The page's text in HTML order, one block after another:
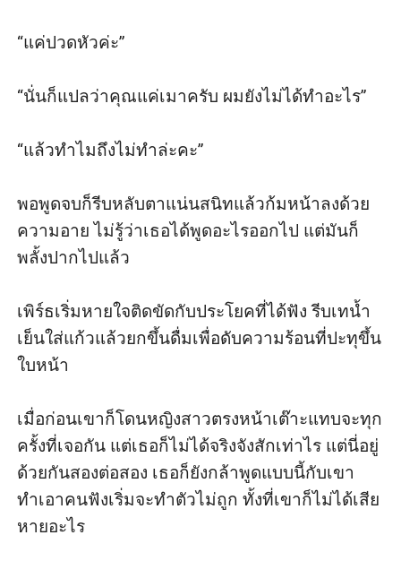
“แค่ปวดหัวค่ะ”
“นั่นก็แปลว่าคุณแค่เมาครับ ผมยังไม่ได้ทำอะไร”
“แล้วทำไมถึงไม่ทำล่ะคะ”
พอพูดจบก็รีบหลับตาแน่นสนิทแล้วก้มหน้าลงด้วย
ความอาย ไม่รู้ว่าเธอได้พูดอะไรออกไป แต่มันก็
พลั้งปากไปแล้ว
เพิร์ธเริ่มหายใจติดขัดกับประโยคที่ได้ฟัง รีบเทน้ำ
เย็นใส่แก้วแล้วยกขึ้นดื่มเพื่อดับความร้อนที่ปะทุขึ้น
ใบหน้า
เมื่อก่อนเขาก็โดนหญิงสาวตรงหน้าเต๊าะแทบจะทุก
ครั้งที่เจอกัน แต่เธอก็ไม่ได้จริงจังสักเท่าไร แต่นี่อยู่
ด้วยกันสองต่อสอง เธอก็ยังกล้าพูดแบบนี้กับเขา
ทำเอาคนฟังเริ่มจะทำตัวไม่ถูก ทั้งที่เขาก็ไม่ได้เสีย
หายอะไร